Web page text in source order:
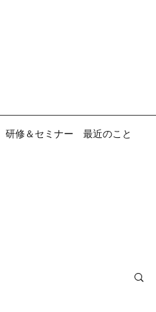
研修＆セミナー 最近のこと